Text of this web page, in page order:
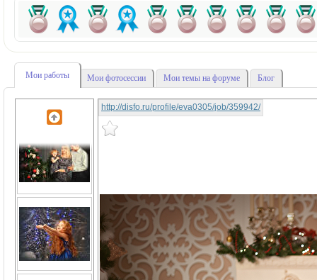
Мои работы Мои фотосессии Мои темы на форуме Блог
http://disfo.ru/profile/eva0305/job/359942/